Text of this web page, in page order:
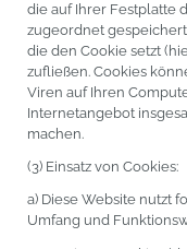
die auf Ihrer Festplatte
zugeordnet
die den Cookie setzt
zufließen. Cookies
Viren auf Ihren
Internetangebot
machen.
(3) Einsatz von Cookies:
a) Diese Website nutzt
Umfang und